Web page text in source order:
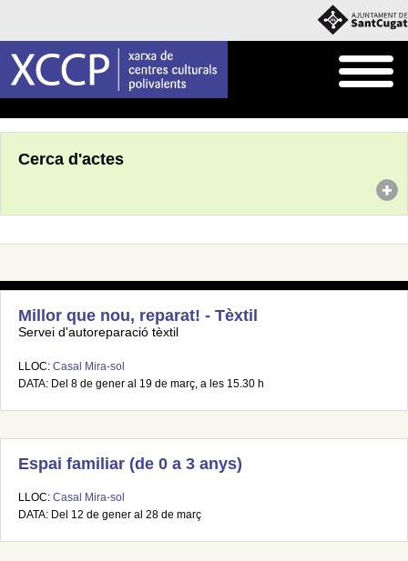
Cerca d'actes
Millor que nou, reparat! - Tèxtil
Servei d'autoreparació tèxtil
LLOC: Casal Mira-sol
DATA: Del 8 de gener al 19 de març, a les 15.30 h
Espai familiar (de 0 a 3 anys)
LLOC: Casal Mira-sol
DATA: Del 12 de gener al 28 de març